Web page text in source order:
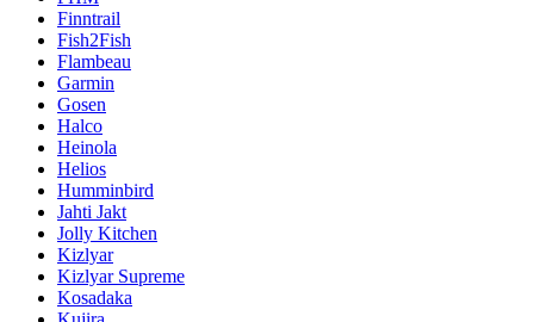
Finntrail
Fish2Fish
Flambeau
Garmin
Gosen
Halco
Heinola
Helios
Humminbird
Jahti Jakt
Jolly Kitchen
Kizlyar
Kizlyar Supreme
Kosadaka